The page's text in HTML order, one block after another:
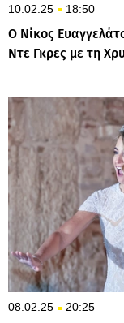
10.02.25 18:50
Ο Νίκος
Ντε Γκρες με τη
08.02.25 20:25